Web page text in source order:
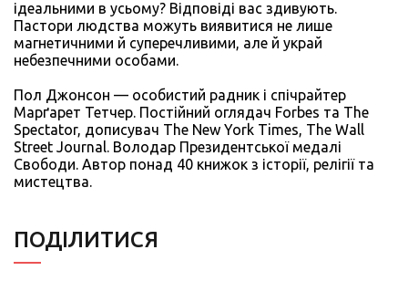
ідеальними в усьому? Відповіді вас здивують.
Пастори людства можуть виявитися не лише
магнетичними й суперечливими, але й украй
небезпечними особами.
Пол Джонсон — особистий радник і спічрайтер
Марґарет Тетчер. Постійний оглядач Forbes та The
Spectator, дописувач The New York Times, The Wall
Street Journal. Володар Президентської медалі
Свободи. Автор понад 40 книжок з історії, релігії та
мистецтва.
ПОДIЛИТИСЯ